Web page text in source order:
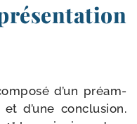
d’un pré­am­
d’une conclu­sion.